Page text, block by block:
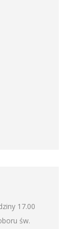
17.00
św.